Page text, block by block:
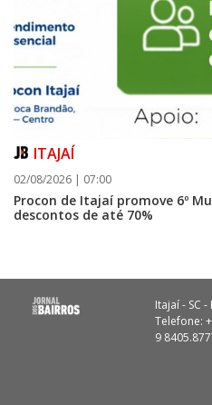
ITAJAÍ
02/08/2026 | 07:00
Procon de Itajaí promove 6º
descontos de até 70%
Itajaí - SC -
Telefone:
9